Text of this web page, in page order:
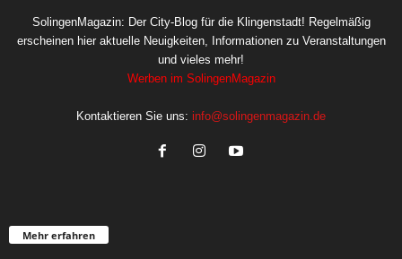
SolingenMagazin: Der City-Blog für die Klingenstadt! Regelmäßig
erscheinen hier aktuelle Neuigkeiten, Informationen zu Veranstaltungen
und vieles mehr!
Werben im SolingenMagazin
Kontaktieren Sie uns: info@solingenmagazin.de
Mehr erfahren